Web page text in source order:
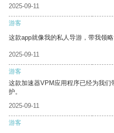
2025-09-11
游客
这款app就像我的私人导游，带我领略
2025-09-11
游客
这款加速器VPM应用程序已经为我
护。
2025-09-11
游客